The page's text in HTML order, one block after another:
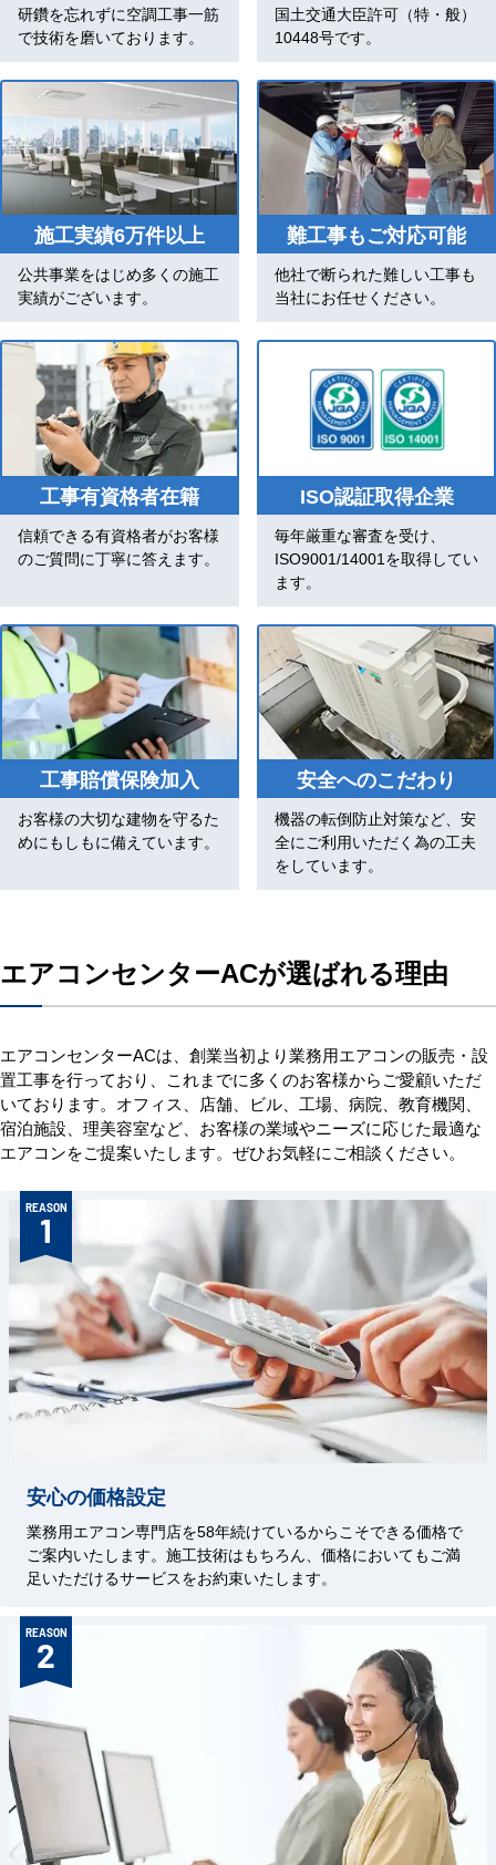
研鑽を忘れずに空調工事一筋
で技術を磨いております。
国土交通大臣許可（特・般）
10448号です。
施工実績6万件以上
公共事業をはじめ多くの施工
実績がございます。
難工事もご対応可能
他社で断られた難しい工事も
当社にお任せください。
工事有資格者在籍
信頼できる有資格者がお客様
のご質問に丁寧に答えます。
ISO認証取得企業
毎年厳重な審査を受け、
ISO9001/14001を取得してい
ます。
工事賠償保険加入
お客様の大切な建物を守るた
めにもしもに備えています。
安全へのこだわり
機器の転倒防止対策など、安
全にご利用いただく為の工夫
をしています。
エアコンセンターACが選ばれる理由
エアコンセンターACは、創業当初より業務用エアコンの販売・設
置工事を行っており、これまでに多くのお客様からご愛顧いただ
いております。オフィス、店舗、ビル、工場、病院、教育機関、
宿泊施設、理美容室など、お客様の業域やニーズに応じた最適な
エアコンをご提案いたします。ぜひお気軽にご相談ください。
REASON
1
安心の価格設定
業務用エアコン専門店を58年続けているからこそできる価格で
ご案内いたします。施工技術はもちろん、価格においてもご満
足いただけるサービスをお約束いたします。
REASON
2